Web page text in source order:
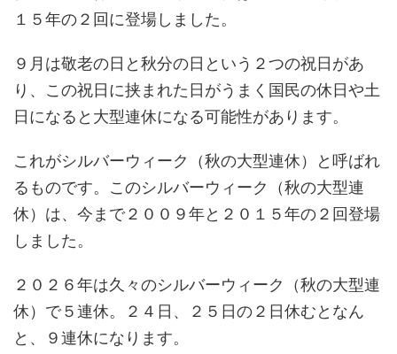
１５年の２回に登場しました。
９月は敬老の日と秋分の日という２つの祝日があ
り、この祝日に挟まれた日がうまく国民の休日や土
日になると大型連休になる可能性があります。
これがシルバーウィーク（秋の大型連休）と呼ばれ
るものです。このシルバーウィーク（秋の大型連
休）は、今まで２００９年と２０１５年の２回登場
しました。
２０２６年は久々のシルバーウィーク（秋の大型連
休）で５連休。２４日、２５日の２日休むとなん
と、９連休になります。